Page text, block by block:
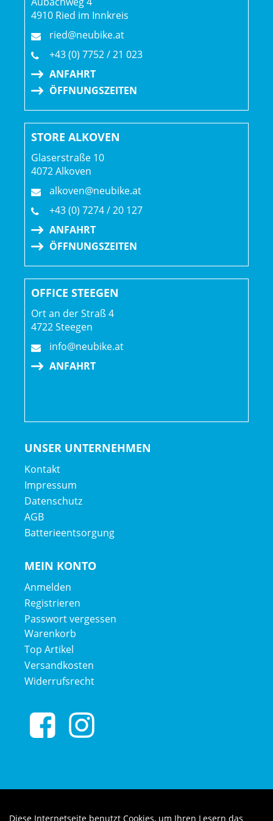
4910 Ried im Innkreis
ried@neubike.at
+43 (0) 7752 / 21 023
ANFAHRT
ÖFFNUNGSZEITEN
STORE ALKOVEN
Glaserstraße 10
4072 Alkoven
alkoven@neubike.at
+43 (0) 7274 / 20 127
ANFAHRT
ÖFFNUNGSZEITEN
OFFICE STEEGEN
Ort an der Straß 4
4722 Steegen
info@neubike.at
ANFAHRT
UNSER UNTERNEHMEN
Kontakt
Impressum
Datenschutz
AGB
Batterieentsorgung
MEIN KONTO
Anmelden
Registrieren
Passwort vergessen
Warenkorb
Top Artikel
Versandkosten
Widerrufsrecht
Diese Internetseite benutzt Cookies, um Ihren Lesern das